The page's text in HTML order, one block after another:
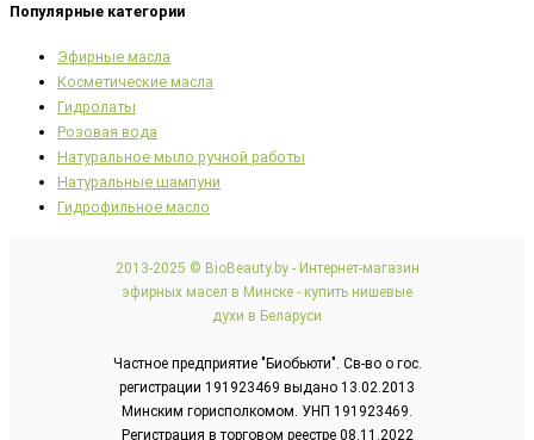
Популярные категории
Эфирные масла
Косметические масла
Гидролаты
Розовая вода
Натуральное мыло ручной работы
Натуральные шампуни
Гидрофильное масло
2013-2025 © BioBeauty.by - Интернет-магазин
эфирных масел в Минске - купить нишевые
духи в Беларуси
Частное предприятие "Биобьюти". Св-во о гос.
регистрации 191923469 выдано 13.02.2013
Минским горисполкомом. УНП 191923469.
Регистрация в торговом реестре 08.11.2022